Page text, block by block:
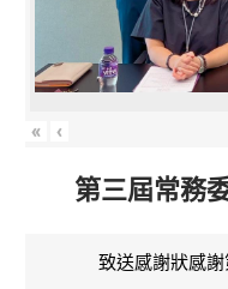
« ‹
第三屆常務
致送感謝狀感